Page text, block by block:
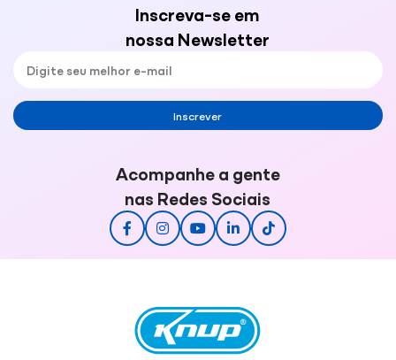
Inscreva-se em
nossa Newsletter
Inscrever
Acompanhe a gente
nas Redes Sociais